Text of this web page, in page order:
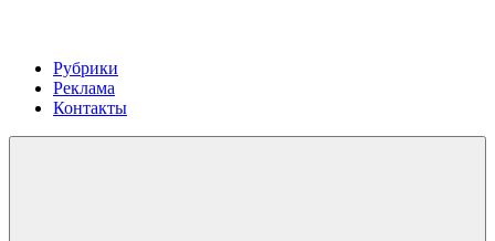
Рубрики
Реклама
Контакты